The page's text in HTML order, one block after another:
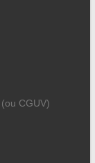
(ou CGUV)